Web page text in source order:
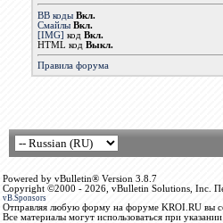
BB коды Вкл.
Смайлы Вкл.
[IMG] код Вкл.
HTML код Выкл.
Правила форума
Powered by vBulletin® Version 3.8.7
Copyright ©2000 - 2026, vBulletin Solutions, Inc.
vB.Sponsors
Отправляя любую форму на форуме KROI.RU вы
Все материалы могут использоваться при